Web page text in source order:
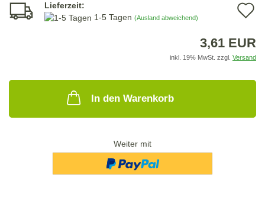
Lieferzeit:
1-5 Tagen (Ausland abweichend)
3,61 EUR
inkl. 19% MwSt. zzgl. Versand
In den Warenkorb
Weiter mit